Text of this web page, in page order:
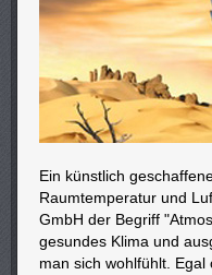
Ein künstlich
Raumtemperatur und
GmbH der Begriff
gesundes Klima und
man sich wohlfühlt.